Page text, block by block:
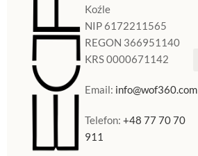
Koźle
NIP 6172211565
REGON 366951140
KRS 0000671142
Email: info@wof360.com
Telefon:+48 77 70 70
911